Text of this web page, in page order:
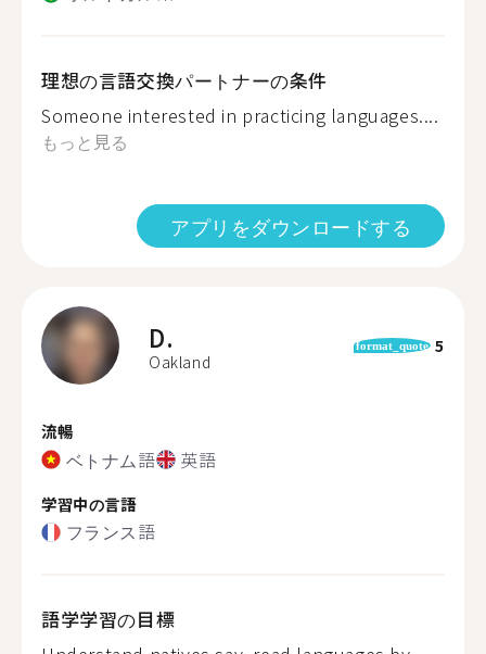
理想の言語交換パートナーの条件
Someone interested in practicing languages....
もっと見る
アプリをダウンロードする
D.
Oakland
format_quote 5
流暢
ベトナム語 英語
学習中の言語
フランス語
語学学習の目標